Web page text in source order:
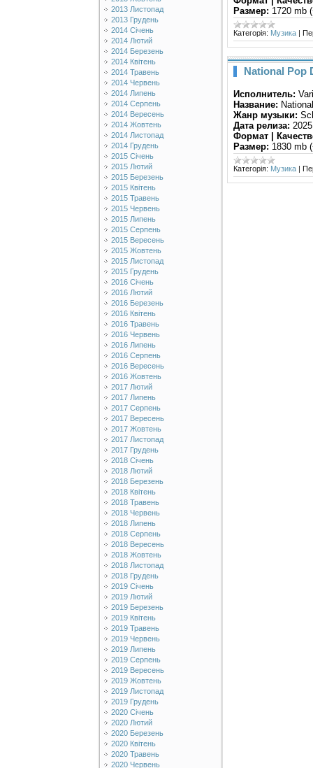
2013 Листопад
2013 Грудень
2014 Січень
2014 Лютий
2014 Березень
2014 Квітень
2014 Травень
2014 Червень
2014 Липень
2014 Серпень
2014 Вересень
2014 Жовтень
2014 Листопад
2014 Грудень
2015 Січень
2015 Лютий
2015 Березень
2015 Квітень
2015 Травень
2015 Червень
2015 Липень
2015 Серпень
2015 Вересень
2015 Жовтень
2015 Листопад
2015 Грудень
2016 Січень
2016 Лютий
2016 Березень
2016 Квітень
2016 Травень
2016 Червень
2016 Липень
2016 Серпень
2016 Вересень
2016 Жовтень
2017 Лютий
2017 Липень
2017 Серпень
2017 Вересень
2017 Жовтень
2017 Листопад
2017 Грудень
2018 Січень
2018 Лютий
2018 Березень
2018 Квітень
2018 Травень
2018 Червень
2018 Липень
2018 Серпень
2018 Вересень
2018 Жовтень
2018 Листопад
2018 Грудень
2019 Січень
2019 Лютий
2019 Березень
2019 Квітень
2019 Травень
2019 Червень
2019 Липень
2019 Серпень
2019 Вересень
2019 Жовтень
2019 Листопад
2019 Грудень
2020 Січень
2020 Лютий
2020 Березень
2020 Квітень
2020 Травень
2020 Червень
Размер: 1720 mb
Категорія: Музика |
National Pop
Исполнитель:
Название:
Жанр музыки:
Дата релиза: 2025
Формат |
Размер: 1830 mb
Категорія: Музика |